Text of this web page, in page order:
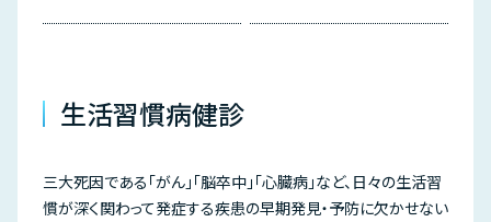
生活習慣病健診
三大死因である「がん」「脳卒中」「心臓病」など、日々の生活習
慣が深く関わって発症する疾患の早期発見・予防に欠かせない